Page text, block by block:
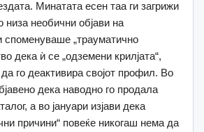
Минатата есен таа ги загрижи
низа необични објави на
споменуваше „трауматично
дека ѝ се „одземени крилјата“,
го деактивира својот профил. Во
дека наводно го продала
а во јануари изјави дека
причини“ повеќе никогаш нема да